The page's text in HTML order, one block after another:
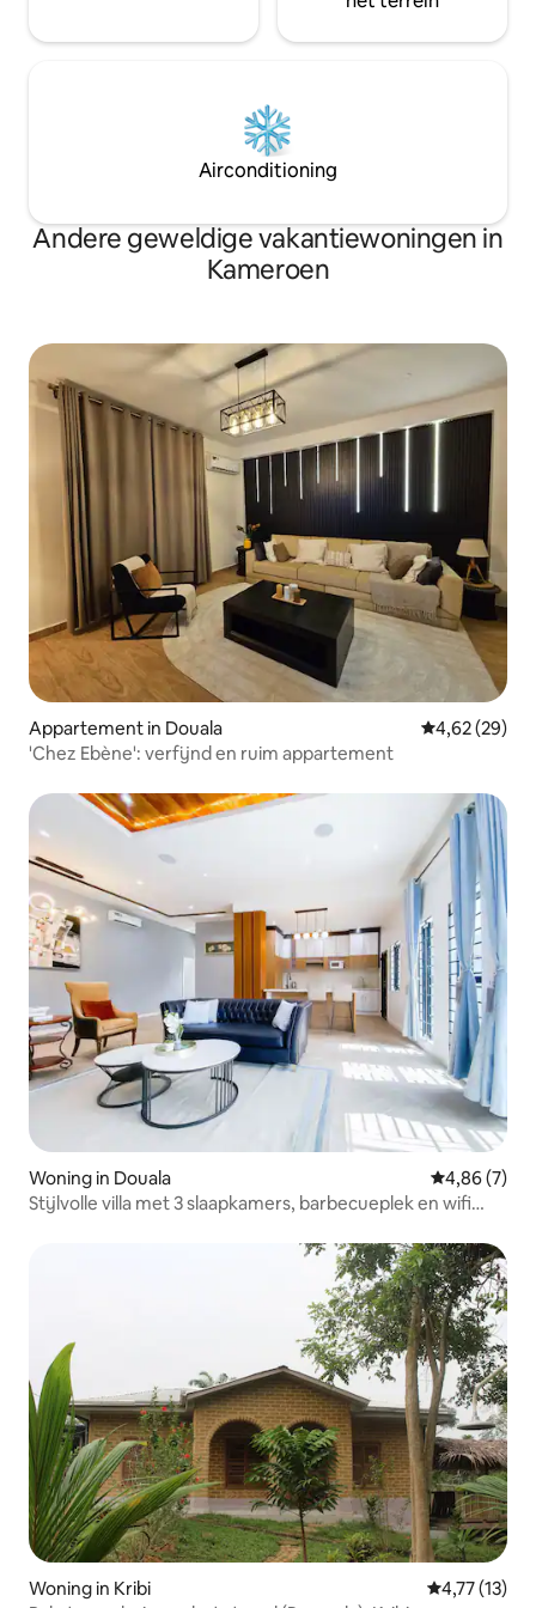
Airconditioning
Andere geweldige vakantiewoningen in
Kameroen
Appartement in Douala Gemiddelde
4,62 (29)
'Chez Ebène': verfijnd en ruim appartement
Woning in Douala Gemiddelde
4,86 (7)
Stijlvolle villa met 3 slaapkamers, barbecueplek en wifi
Woning in Kribi Gemiddelde
4,77 (13)